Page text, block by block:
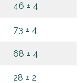
46 ± 4
73 ± 4
68 ± 4
28 ± 2